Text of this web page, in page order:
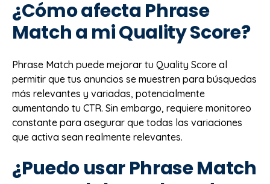
¿Cómo afecta Phrase
Match a mi Quality Score?
Phrase Match puede mejorar tu Quality Score al
permitir que tus anuncios se muestren para búsquedas
más relevantes y variadas, potencialmente
aumentando tu CTR. Sin embargo, requiere monitoreo
constante para asegurar que todas las variaciones
que activa sean realmente relevantes.
¿Puedo usar Phrase Match